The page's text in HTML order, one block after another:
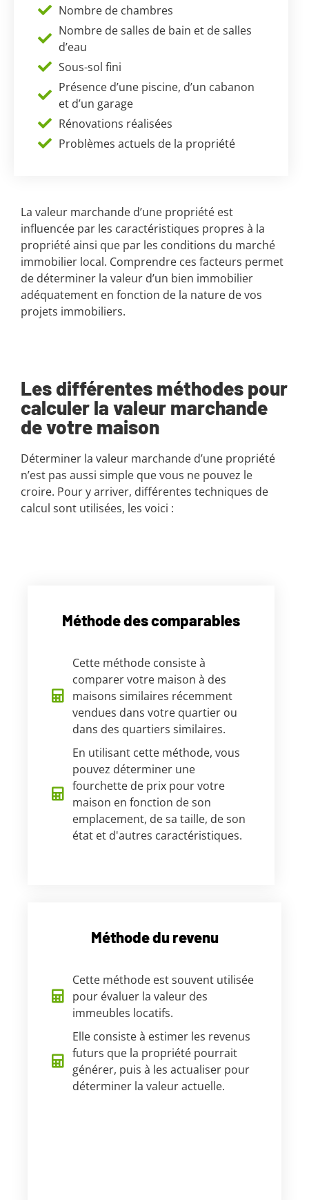
Nombre de chambres
Nombre de salles de bain et de salles
d’eau
Sous-sol fini
Présence d’une piscine, d’un cabanon
et d’un garage
Rénovations réalisées
Problèmes actuels de la propriété
La valeur marchande d’une propriété est
influencée par les caractéristiques propres à la
propriété ainsi que par les conditions du marché
immobilier local. Comprendre ces facteurs permet
de déterminer la valeur d’un bien immobilier
adéquatement en fonction de la nature de vos
projets immobiliers.
Les différentes méthodes pour
calculer la valeur marchande
de votre maison
Déterminer la valeur marchande d’une propriété
n’est pas aussi simple que vous ne pouvez le
croire. Pour y arriver, différentes techniques de
calcul sont utilisées, les voici :
Méthode des comparables
Cette méthode consiste à
comparer votre maison à des
maisons similaires récemment
vendues dans votre quartier ou
dans des quartiers similaires.
En utilisant cette méthode, vous
pouvez déterminer une
fourchette de prix pour votre
maison en fonction de son
emplacement, de sa taille, de son
état et d'autres caractéristiques.
Méthode du revenu
Cette méthode est souvent utilisée
pour évaluer la valeur des
immeubles locatifs.
Elle consiste à estimer les revenus
futurs que la propriété pourrait
générer, puis à les actualiser pour
déterminer la valeur actuelle.